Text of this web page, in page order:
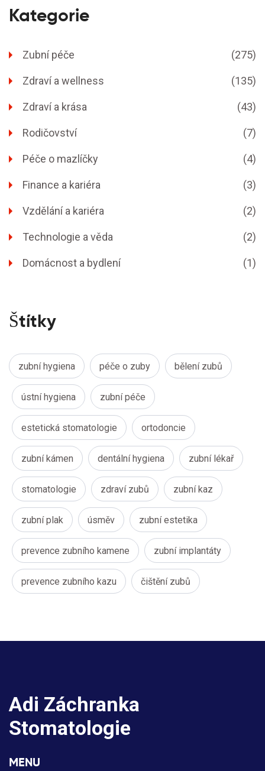
Kategorie
Zubní péče (275)
Zdraví a wellness (135)
Zdraví a krása (43)
Rodičovství (7)
Péče o mazlíčky (4)
Finance a kariéra (3)
Vzdělání a kariéra (2)
Technologie a věda (2)
Domácnost a bydlení (1)
Štítky
zubní hygiena péče o zuby bělení zubů
ústní hygiena zubní péče
estetická stomatologie ortodoncie
zubní kámen dentální hygiena zubní lékař
stomatologie zdraví zubů zubní kaz
zubní plak úsměv zubní estetika
prevence zubního kamene zubní implantáty
prevence zubního kazu čištění zubů
Adi Záchranka
Stomatologie
MENU